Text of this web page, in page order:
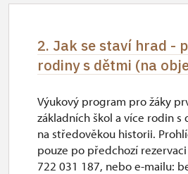
1. 10.-18. 10.
9.00 – 17.00
so–ne
10.00 – 16.00
26. 10.-29. 10.
2. Jak se staví hrad -
rodiny s dětmi (na
Výukový program pro žáky
základních škol a více rodin s
na středověkou historii.
pouze po předchozí
722 031 187, nebo e-mailu: